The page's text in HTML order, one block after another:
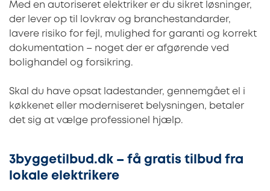
Med en autoriseret elektriker er du sikret løsninger,
der lever op til lovkrav og branchestandarder,
lavere risiko for fejl, mulighed for garanti og korrekt
dokumentation – noget der er afgørende ved
bolighandel og forsikring.
Skal du have opsat ladestander, gennemgået el i
køkkenet eller moderniseret belysningen, betaler
det sig at vælge professionel hjælp.
3byggetilbud.dk – få gratis tilbud fra
lokale elektrikere